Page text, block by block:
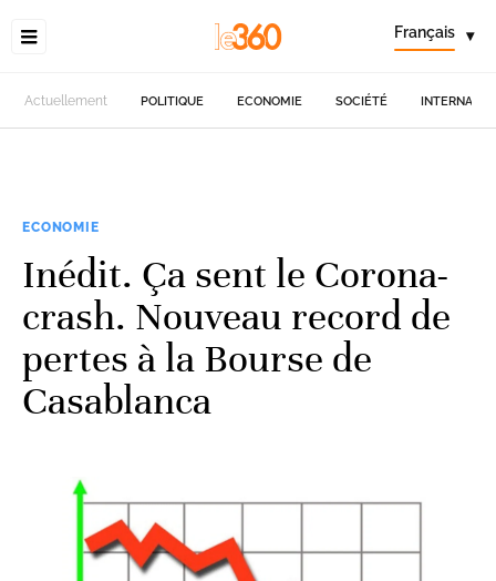
Français ▾
Actuellement POLITIQUE ECONOMIE SOCIÉTÉ
ECONOMIE
Inédit. Ça sent le Corona-
crash. Nouveau record de
pertes à la Bourse de
Casablanca